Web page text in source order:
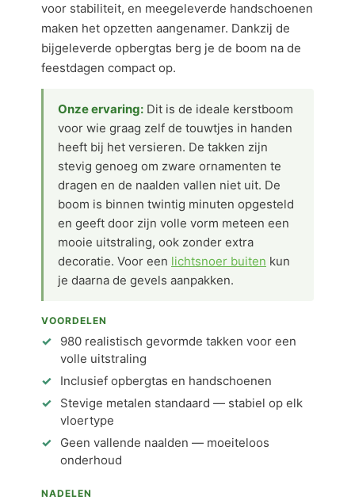
voor stabiliteit, en meegeleverde handschoenen
maken het opzetten aangenamer. Dankzij de
bijgeleverde opbergtas berg je de boom na de
feestdagen compact op.
Onze ervaring: Dit is de ideale kerstboom
voor wie graag zelf de touwtjes in handen
heeft bij het versieren. De takken zijn
stevig genoeg om zware ornamenten te
dragen en de naalden vallen niet uit. De
boom is binnen twintig minuten opgesteld
en geeft door zijn volle vorm meteen een
mooie uitstraling, ook zonder extra
decoratie. Voor een lichtsnoer buiten kun
je daarna de gevels aanpakken.
VOORDELEN
980 realistisch gevormde takken voor een
volle uitstraling
Inclusief opbergtas en handschoenen
Stevige metalen standaard — stabiel op elk
vloertype
Geen vallende naalden — moeiteloos
onderhoud
NADELEN